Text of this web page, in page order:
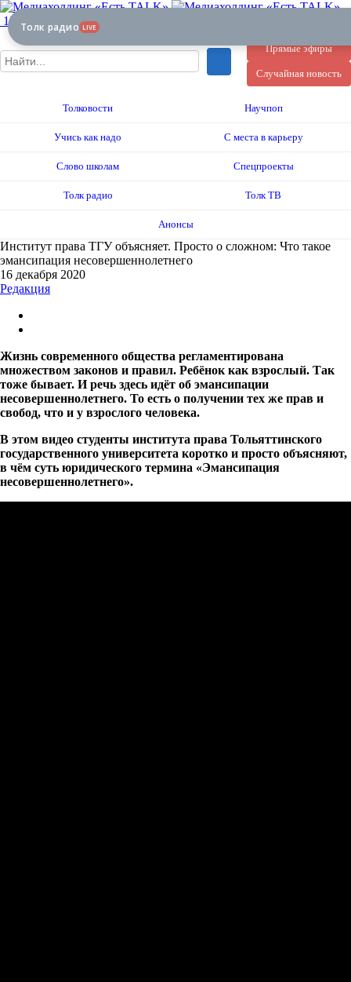
12+
Прямые эфиры
Случайная новость
Толковости Научпоп
Учись как надо С места в карьеру
Слово школам Спецпроекты
Толк радио Толк ТВ
Анонсы
Институт права ТГУ объясняет. Просто о сложном: Что такое
эмансипация несовершеннолетнего
16 декабря 2020
Редакция
Жизнь современного общества регламентирована
множеством законов и правил. Ребёнок как взрослый. Так
тоже бывает. И речь здесь идёт об эмансипации
несовершеннолетнего. То есть о получении тех же прав и
свобод, что и у взрослого человека.
В этом видео студенты института права Тольяттинского
государственного университета коротко и просто объясняют,
в чём суть юридического термина «Эмансипация
несовершеннолетнего».
Толк радио LIVE